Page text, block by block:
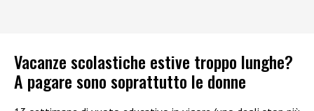
Vacanze scolastiche estive troppo lunghe?
A pagare sono soprattutto le donne